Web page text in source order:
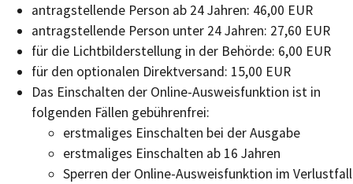
antragstellende Person ab 24 Jahren: 46,00 EUR
antragstellende Person unter 24 Jahren: 27,60 EUR
für die Lichtbilderstellung in der Behörde: 6,00 EUR
für den optionalen Direktversand: 15,00 EUR
Das Einschalten der Online-Ausweisfunktion ist in
folgenden Fällen gebührenfrei:
erstmaliges Einschalten bei der Ausgabe
erstmaliges Einschalten ab 16 Jahren
Sperren der Online-Ausweisfunktion im Verlustfall